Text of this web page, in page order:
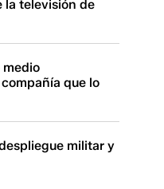
la televisión de
medio
que lo
militar y